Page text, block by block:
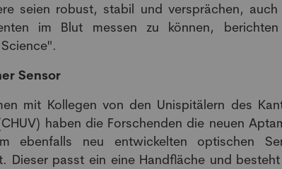
seien robust, stabil und versprächen, auch
im Blut messen zu können,
Sensor
mit Kollegen von den Unispitälern des
haben die Forschenden die neuen
ebenfalls neu entwickelten optischen
Dieser passt ein eine Handfläche und